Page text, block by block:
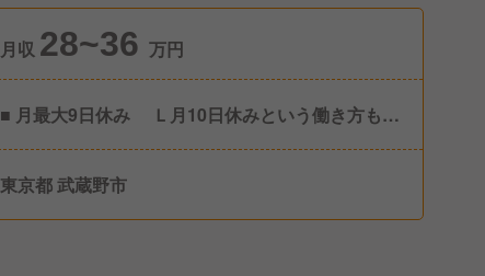
月収 28~36 万円
■ 月最大9日休み Ｌ月10日休みという働き方も選
アニバーサリー休暇 ※その他独自の休暇制度あり
東京都 武蔵野市